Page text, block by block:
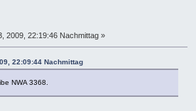
2009, 22:19:46 Nachmittag »
22:09:44 Nachmittag
NWA 3368.